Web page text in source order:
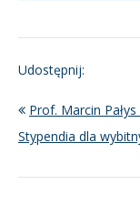
Udostępnij:
Prof. Marcin
Stypendia dla